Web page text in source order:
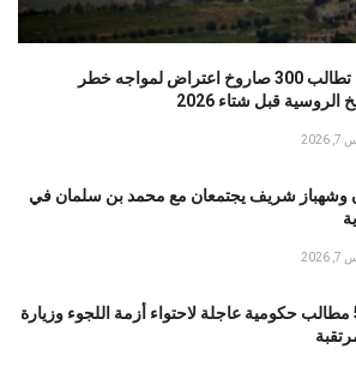
أوكرانيا تطالب 300 صاروخ اعتراض لمواجه خطر
الروسية قبل شتاء 2026
وشهباز شريف يجتمعان مع محمد بن سلمان في
سبتة: 5 مطالب حكومية عاجلة لاحتواء أزمة اللجوء وزيارة